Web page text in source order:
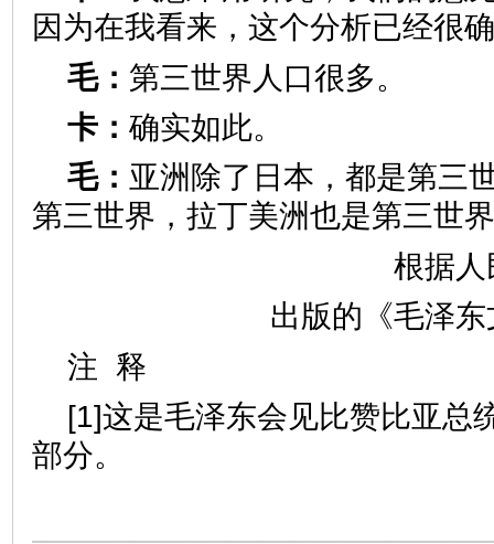
因为在我看来，这个分析已经很
毛： 第三世界人口很多。
卡： 确实如此。
毛： 亚洲除了日本，都是第三
第三世界，拉丁美洲也是第三世
根据
出版的《毛泽
注 释
[1]这是毛泽东会见比赞比亚总
部分。